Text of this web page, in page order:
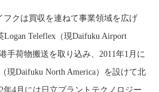
フクは買収を連ねて事業領域を広げ
Logan Teleflex（現Daifuku Airport
手荷物搬送を取り込み、2011年1月に
現Daifuku North America）を設けて北
年4月には日立プラントテクノロジー